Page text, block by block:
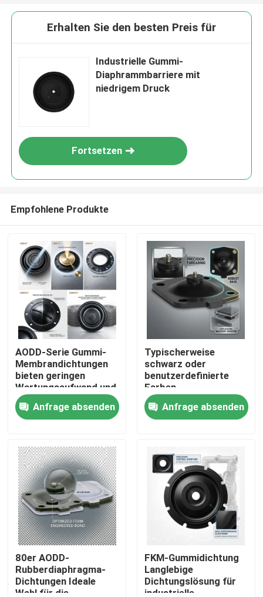
Zu Hause
Produkte
Über uns
Erhalten Sie den besten Preis für
Industrielle Gummi-
Diaphrammbarriere mit
niedrigem Druck
Fortsetzen
Empfohlene Produkte
AODD-Serie Gummi-
Membrandichtungen
bieten geringen
Wartungsaufwand und
gleichbleibende
Toleranzen von ±0,02
mm für
Anfrage absenden
Typischerweise
schwarz oder
benutzerdefinierte
Farben
Membranbarriere
Temperatur
entsprechend dem
geeignet für raue
Umgebungen
Anfrage absenden
80er AODD-
Rubberdiaphragma-
Dichtungen Ideale
Wahl für die
FKM-Gummidichtung
Langlebige
Dichtungslösung für
industrielle